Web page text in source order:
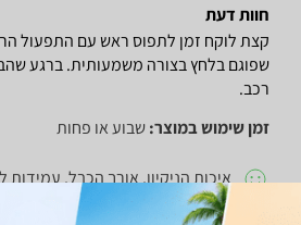
חוות דעת
קצת לוקח זמן לתפוס ראש עם התפעול
שפוגם בלחץ בצורה משמעותית. ברגע
רכב.
זמן שימוש במוצר:שבוע או פחות
איכות הניקיון, אורך הכבל, עמידות
נוחות התפעול